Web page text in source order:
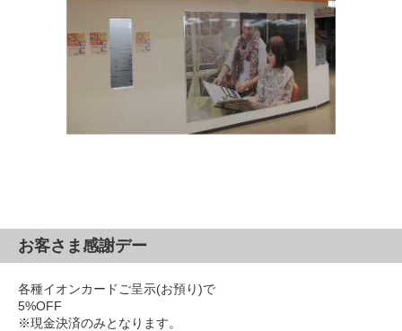
お客さま感謝デー
各種イオンカードご呈示(お預り)で
5%OFF
※現金決済のみとなります。